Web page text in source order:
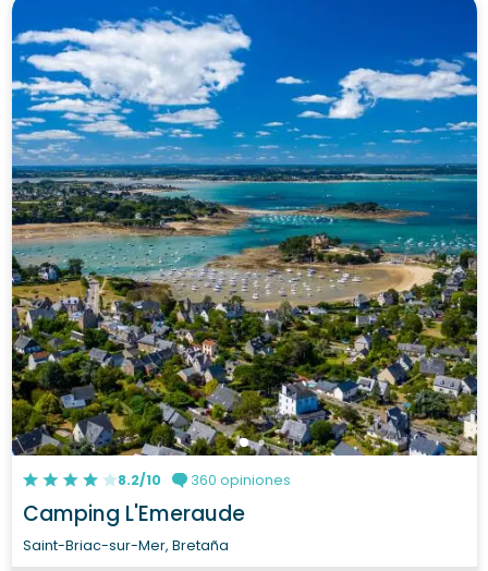
8.2/10 360 opiniones
Camping L'Emeraude
Saint-Briac-sur-Mer, Bretaña